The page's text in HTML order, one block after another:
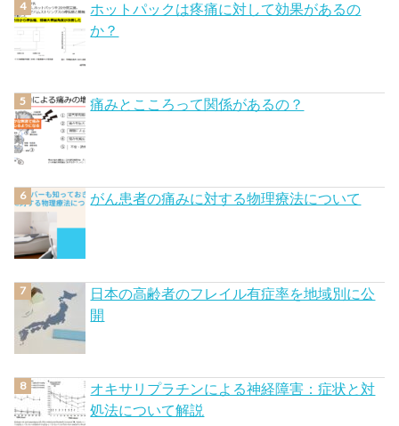
ホットパックは疼痛に対して効果があるの
か？
痛みとこころって関係があるの？
がん患者の痛みに対する物理療法について
日本の高齢者のフレイル有症率を地域別に公
開
オキサリプラチンによる神経障害：症状と対
処法について解説